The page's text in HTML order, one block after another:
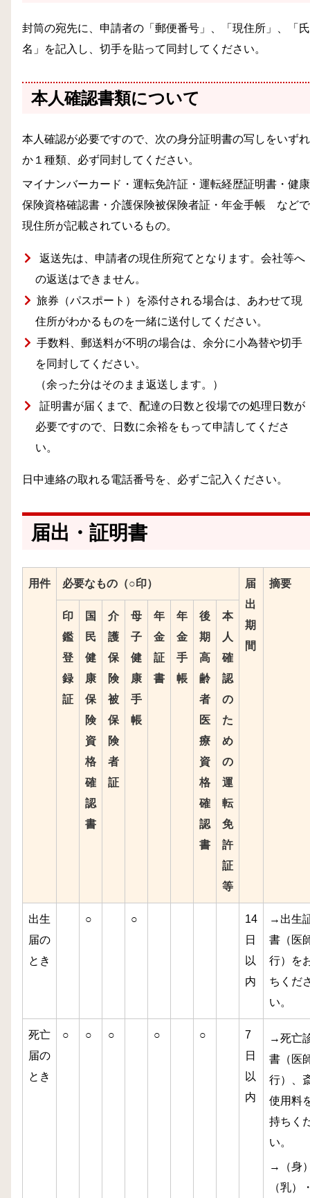
封筒の宛先に、申請者の「郵便番号」、「現住所」、「氏
名」を記入し、切手を貼って同封してください。
本人確認書類について
本人確認が必要ですので、次の身分証明書の写しをいずれ
か１種類、必ず同封してください。
マイナンバーカード・運転免許証・運転経歴証明書・健康
保険資格確認書 ・介護保険被保険者証・年金手帳 などで
現住所が記載されているもの。
返送先は、申請者の現住所宛てとなります。会社等へ
の返送はできません。
旅券（パスポート）を添付される場合は、あわせて現
住所がわかるものを一緒に送付してください。
手数料、郵送料が不明の場合は、余分に小為替や切手
を同封してください。
（余った分はそのまま返送します。）
証明書が届くまで、配達の日数と役場での処理日数が
必要ですので、日数に余裕をもって申請してくださ
い。
日中連絡の取れる電話番号を、必ずご記入ください。
届出・証明書
用件 必要なもの（○印）
届
出
期
間
摘要
印
鑑
登
録
証
国
民
健
康
保
険
資
格
確
認
書
介
護
保
険
被
保
険
者
証
母
子
健
康
手
帳
年
金
証
書
年
金
手
帳
後
期
高
齢
者
医
療
資
格
確
認
書
本
人
確
認
の
た
め
の
運
転
免
許
証
等
出生
届の
とき
○ ○
14
日
以
内
→出生
書（医
行）を
ちくだ
い。
死亡
届の
とき
○ ○ ○ ○ ○
7
日
以
内
→死亡
書（医
行）、
使用料
持ちく
い。
→（身
（乳）